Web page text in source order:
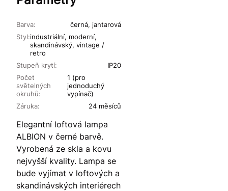
Barva: černá, jantarová
Stupeň krytí: IP20
Záruka: 24 měsíců
Styl:industriální, moderní,
skandinávský, vintage /
retro
Počet
světelných
okruhů:
1 (pro
jednoduchý
vypínač)
Elegantní loftová lampa
ALBION v černé barvě.
Vyrobená ze skla a kovu
nejvyšší kvality. Lampa se
bude vyjímat v loftových a
skandinávských interiérech